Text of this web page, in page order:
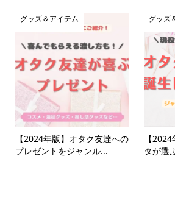
グッズ＆アイテム
【2024年版】オタク友達への
プレゼントをジャンル...
グッズ
【
タが選